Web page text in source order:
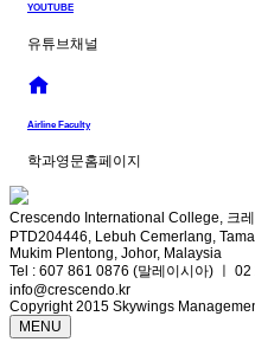
YOUTUBE
유튜브채널
Airline Faculty
학과영문홈페이지
Crescendo International College, 크
PTD204446, Lebuh Cemerlang,
Mukim Plentong, Johor, Malaysia
Tel : 607 861 0876 (말레이시아) ㅣ
info@crescendo.kr
Copyright 2015 Skywings
MENU